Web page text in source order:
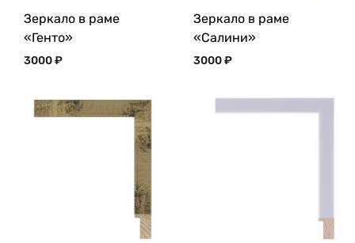
Зеркало в раме
«Генто»
3000₽
Зеркало в раме
«Салини»
3000₽